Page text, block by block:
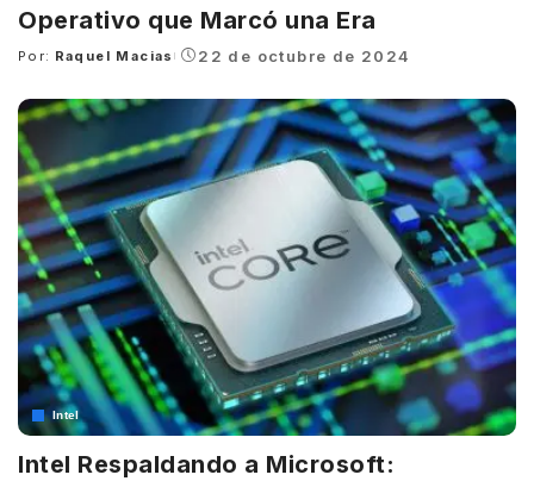
Operativo que Marcó una Era
Posted
Por: Raquel Macias 22 de octubre de 2024
Intel
Intel Respaldando a Microsoft: